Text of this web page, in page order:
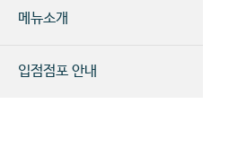
메뉴소개
입점점포 안내